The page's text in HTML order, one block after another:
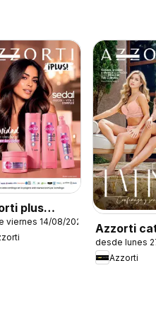
plus
-
13
viernes 14/08/2026
Azzorti
Campaña
desde lunes
Azzorti